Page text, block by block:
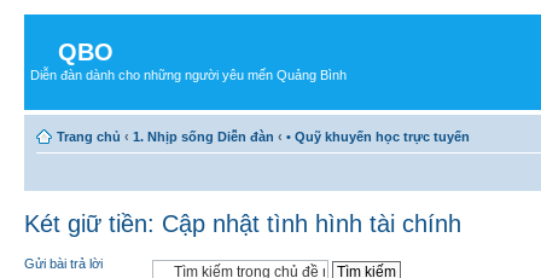
QBO
Diễn đàn dành cho những người yêu mến Quảng Bình
Trang chủ ‹ 1. Nhịp sống Diễn đàn ‹ • Quỹ khuyến học trực tuyến
Két giữ tiền: Cập nhật tình hình tài chính
Gửi bài trả lời